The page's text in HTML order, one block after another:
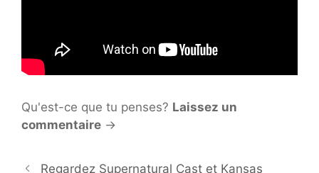
Qu'est-ce que tu penses? Laissez un
commentaire →
Regardez Supernatural Cast et Kansas